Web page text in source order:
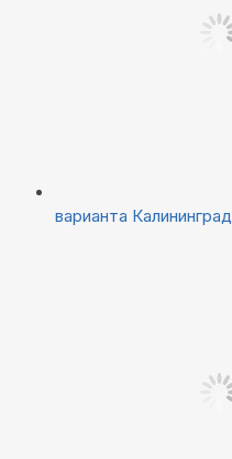
варианта Калининград